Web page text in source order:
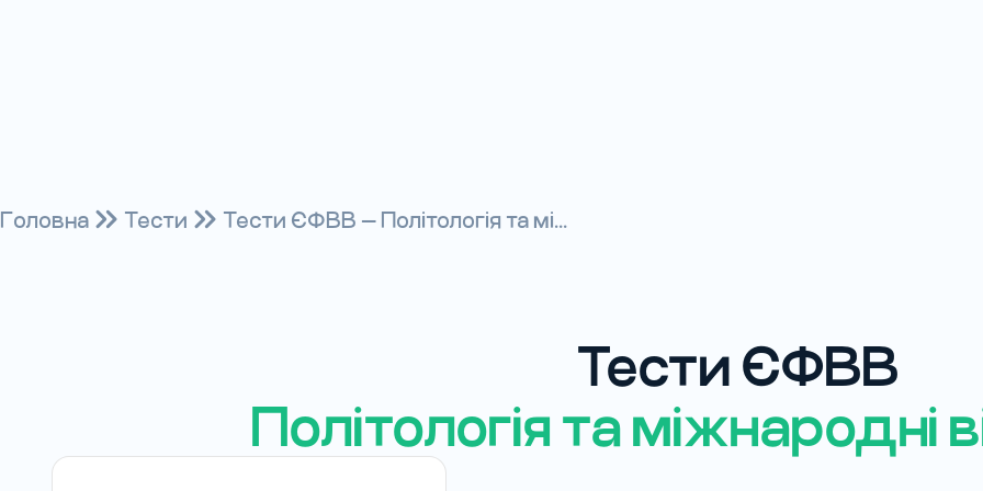
Головна Тести Тести ЄФВВ — Політологія та мі...
Тести ЄФВВ
Політологія та міжнародні